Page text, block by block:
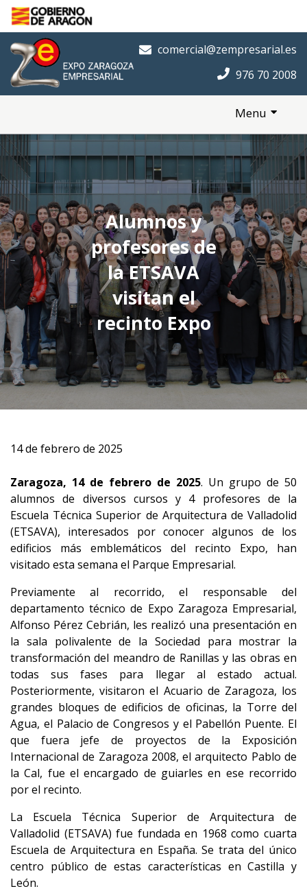
Saltar al contenido principal
comercial@zempresarial.es
976 70 2008
Inicio
Menu
Alumnos y
profesores de
la ETSAVA
visitan el
recinto Expo
14 de febrero de 2025
Zaragoza, 14 de febrero de 2025. Un grupo de 50
alumnos de diversos cursos y 4 profesores de la
Escuela Técnica Superior de Arquitectura de Valladolid
(ETSAVA), interesados por conocer algunos de los
edificios más emblemáticos del recinto Expo, han
visitado esta semana el Parque Empresarial.
Previamente al recorrido, el responsable del
departamento técnico de Expo Zaragoza Empresarial,
Alfonso Pérez Cebrián, les realizó una presentación en
la sala polivalente de la Sociedad para mostrar la
transformación del meandro de Ranillas y las obras en
todas sus fases para llegar al estado actual.
Posteriormente, visitaron el Acuario de Zaragoza, los
grandes bloques de edificios de oficinas, la Torre del
Agua, el Palacio de Congresos y el Pabellón Puente. El
que fuera jefe de proyectos de la Exposición
Internacional de Zaragoza 2008, el arquitecto Pablo de
la Cal, fue el encargado de guiarles en ese recorrido
por el recinto.
La Escuela Técnica Superior de Arquitectura de
Valladolid (ETSAVA) fue fundada en 1968 como cuarta
Escuela de Arquitectura en España. Se trata del único
centro público de estas características en Castilla y
León.